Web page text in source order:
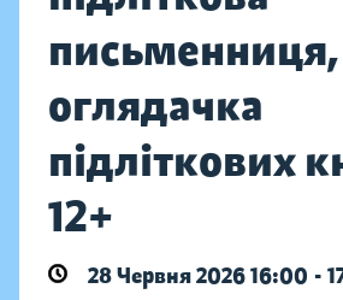
письменниця,
оглядачка
підліткових
12+
28 Червня 2026 16:00 -